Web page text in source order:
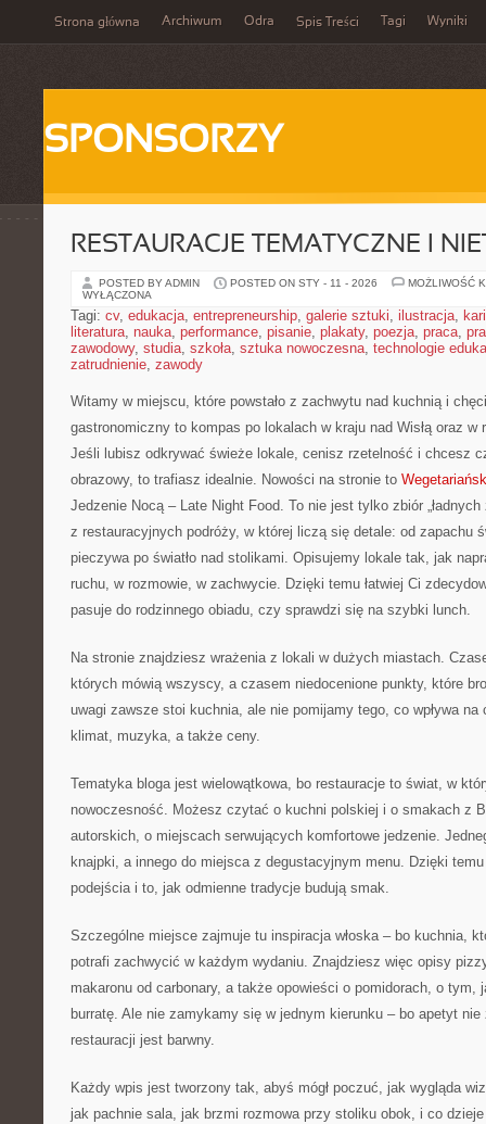
Strona główna Archiwum Odra Spis Treści Tagi Wyniki
SPONSORZY
RESTAURACJE TEMATYCZNE I
POSTED BY ADMIN POSTED ON STY - 11 - 2026
MOŻLIWOŚĆ
WYŁĄCZONA
Tagi: cv, edukacja, entrepreneurship, galerie sztuki, ilustracja,
literatura, nauka, performance, pisanie, plakaty, poezja, praca,
zawodowy, studia, szkoła, sztuka nowoczesna, technologie
zatrudnienie, zawody
Witamy w miejscu, które powstało z zachwytu nad kuchnią i
gastronomiczny to kompas po lokalach w kraju nad Wisłą oraz
Jeśli lubisz odkrywać świeże lokale, cenisz rzetelność i chcesz
obrazowy, to trafiasz idealnie. Nowości na stronie to
Jedzenie Nocą – Late Night Food. To nie jest tylko zbiór
z restauracyjnych podróży, w której liczą się detale: od zapachu
pieczywa po światło nad stolikami. Opisujemy lokale tak, jak
ruchu, w rozmowie, w zachwycie. Dzięki temu łatwiej Ci
pasuje do rodzinnego obiadu, czy sprawdzi się na szybki lunch.
Na stronie znajdziesz wrażenia z lokali w dużych miastach.
których mówią wszyscy, a czasem niedocenione punkty, które
uwagi zawsze stoi kuchnia, ale nie pomijamy tego, co wpływa na
klimat, muzyka, a także ceny.
Tematyka bloga jest wielowątkowa, bo restauracje to świat, w
nowoczesność. Możesz czytać o kuchni polskiej i o smakach z
autorskich, o miejscach serwujących komfortowe jedzenie.
knajpki, a innego do miejsca z degustacyjnym menu. Dzięki
podejścia i to, jak odmienne tradycje budują smak.
Szczególne miejsce zajmuje tu inspiracja włoska – bo kuchnia,
potrafi zachwycić w każdym wydaniu. Znajdziesz więc opisy
makaronu od carbonary, a także opowieści o pomidorach, o tym,
burratę. Ale nie zamykamy się w jednym kierunku – bo apetyt
restauracji jest barwny.
Każdy wpis jest tworzony tak, abyś mógł poczuć, jak wygląda
jak pachnie sala, jak brzmi rozmowa przy stoliku obok, i co